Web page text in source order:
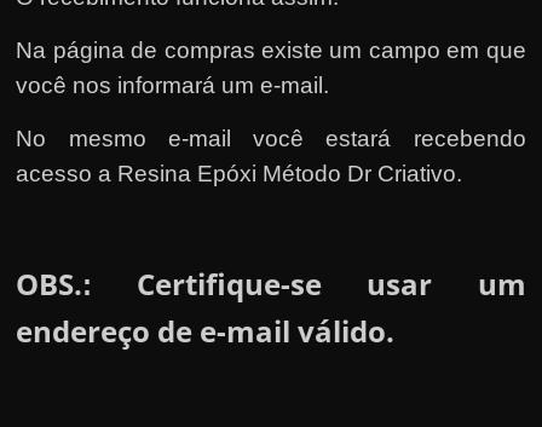
Na página de compras existe um campo em que
você nos informará um e-mail.
No mesmo e-mail você estará recebendo
acesso a Resina Epóxi Método Dr Criativo.
OBS.:
Certifique-se usar um
endereço de e-mail válido.